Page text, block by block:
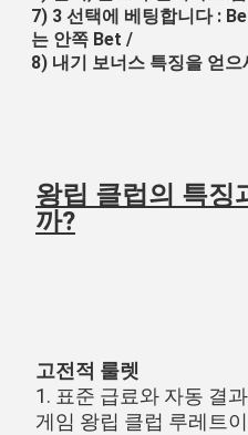
7) 3 선택에 베팅합니다 :
는 안쪽 Bet /
8) 내기 보너스 특징을 얻으
왕립 클럽의 특징
까?
고전적 룰렛
1. 표준 급료와 자동 결
게임 왕립 클럽 루레트